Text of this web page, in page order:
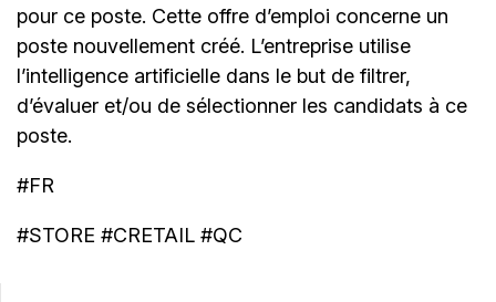
pour ce poste. Cette offre d’emploi concerne un
poste nouvellement créé. L’entreprise utilise
l’intelligence artificielle dans le but de filtrer,
d’évaluer et/ou de sélectionner les candidats à ce
poste.
#FR
#STORE #CRETAIL #QC